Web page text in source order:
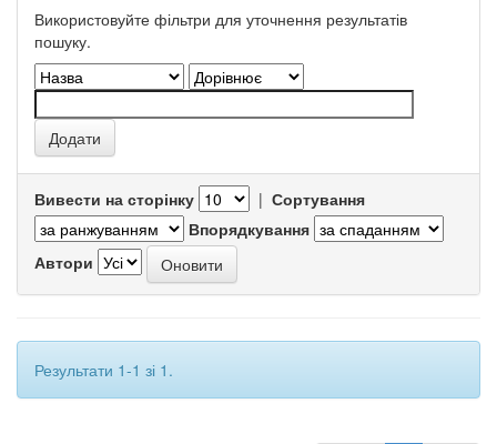
Використовуйте фільтри для уточнення результатів
пошуку.
Вивести на сторінку | Сортування
Впорядкування
Автори
Результати 1-1 зі 1.